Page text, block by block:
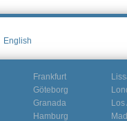
English
Frankfurt
Göteborg
Granada
Hamburg
Los